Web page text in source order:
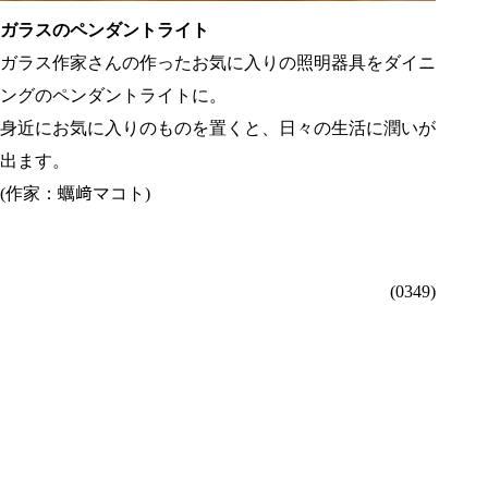
ガラスのペンダントライト
ガラス作家さんの作ったお気に入りの照明器具をダイニ
ングのペンダントライトに。
身近にお気に入りのものを置くと、日々の生活に潤いが
出ます。
(作家：蠣﨑マコト)
(0349)